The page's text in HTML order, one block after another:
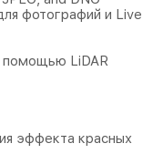
фотографий и Live
LiDAR
эффекта красных